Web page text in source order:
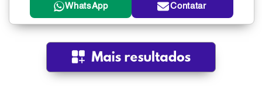
WhatsApp Contatar